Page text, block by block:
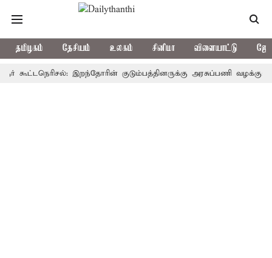
தமிழகம் தேசியம் உலகம் சினிமா விளையாட்டு
இறந்தோரின் குடும்பத்தினருக்கு அரசுப்பணி வழக்கு; வரும்